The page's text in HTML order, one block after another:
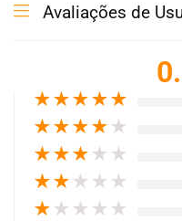
Avaliações de
★★★★★
★★★★ ★
★★★ ★ ★
★★ ★ ★ ★
★ ★ ★ ★ ★